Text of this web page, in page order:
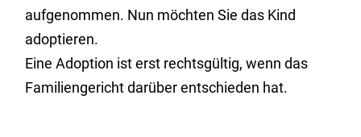
aufgenommen. Nun möchten Sie das Kind
adoptieren.
Eine Adoption ist erst rechtsgültig, wenn das
Familiengericht darüber entschieden hat.